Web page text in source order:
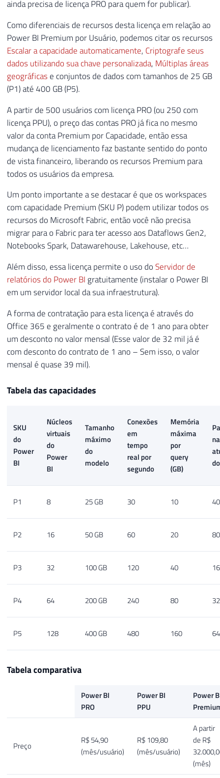
ainda precisa de licença PRO para quem for publicar).
Como diferenciais de recursos desta licença em relação ao
Power BI Premium por Usuário, podemos citar os recursos
Escalar a capacidade automaticamente, Criptografe seus
dados utilizando sua chave personalizada, Múltiplas áreas
geográficas e conjuntos de dados com tamanhos de 25 GB
(P1) até 400 GB (P5).
A partir de 500 usuários com licença PRO (ou 250 com
licença PPU), o preço das contas PRO já fica no mesmo
valor da conta Premium por Capacidade, então essa
mudança de licenciamento faz bastante sentido do ponto
de vista financeiro, liberando os recursos Premium para
todos os usuários da empresa.
Um ponto importante a se destacar é que os workspaces
com capacidade Premium (SKU P) podem utilizar todos os
recursos do Microsoft Fabric, então você não precisa
migrar para o Fabric para ter acesso aos Dataflows Gen2,
Notebooks Spark, Datawarehouse, Lakehouse, etc…
Além disso, essa licença permite o uso doServidor de
relatórios do Power BI gratuitamente (instalar o Power BI
em um servidor local da sua infraestrutura).
A forma de contratação para esta licença é através do
Office 365 e geralmente o contrato é de 1 ano para obter
um desconto no valor mensal (Esse valor de 32 mil já é
com desconto do contrato de 1 ano – Sem isso, o valor
mensal é quase 39 mil).
Tabela das capacidades
SKU
do
Power
BI
Núcleos
virtuais
do
Power
BI
Tamanho
máximo
do
modelo
Conexões
em
tempo
real por
segundo
Memória
máxima
por
query
(GB)
na
P1 8 25 GB 30 10 40
P2 16 50 GB 60 20 80
P3 32 100 GB 120 40
P4 64 200 GB 240 80
P5 128 400 GB 480 160
Tabela comparativa
Power BI
PRO
Power BI
PPU
Power
Preço
R$ 54,90
(mês/usuário)
R$ 109,80
(mês/usuário)
A partir
de R$
(mês)